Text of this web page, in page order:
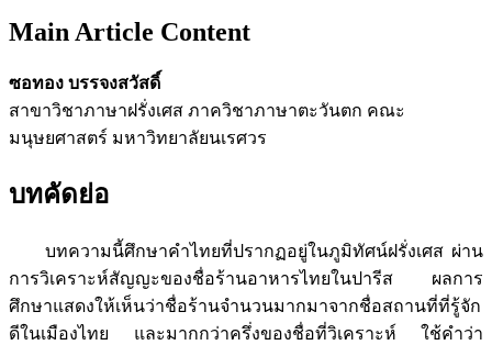
Main Article Content
ซอทอง บรรจงสวัสดิ์
สาขาวิชาภาษาฝรั่งเศส ภาควิชาภาษาตะวันตก คณะ
มนุษยศาสตร์ มหาวิทยาลัยนเรศวร
บทคัดย่อ
บทความนี้ศึกษาคำไทยที่ปรากฏอยู่ในภูมิทัศน์ฝรั่งเศส ผ่าน
การวิเคราะห์สัญญะของชื่อร้านอาหารไทยในปารีส ผลการ
ศึกษาแสดงให้เห็นว่าชื่อร้านจำนวนมากมาจากชื่อสถานที่ที่รู้จัก
ดีในเมืองไทย และมากกว่าครึ่งของชื่อที่วิเคราะห์ ใช้คำว่า